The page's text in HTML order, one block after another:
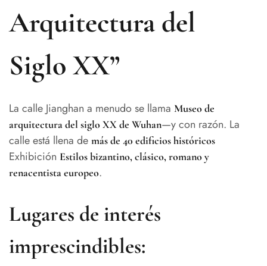
Arquitectura del
Siglo XX”
La calle Jianghan a menudo se llama Museo de
arquitectura del siglo XX de Wuhan—y con razón. La
calle está llena de más de 40 edificios históricos
Exhibición Estilos bizantino, clásico, romano y
renacentista europeo.
Lugares de interés
imprescindibles: